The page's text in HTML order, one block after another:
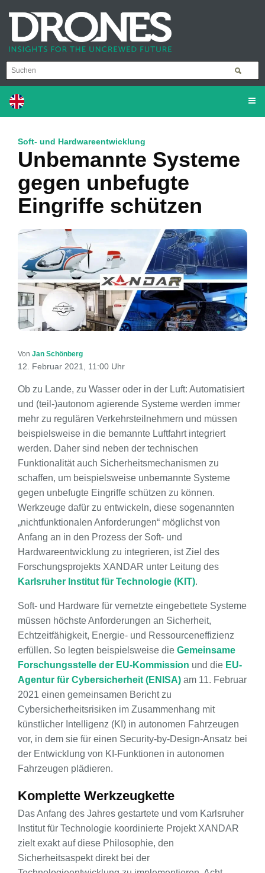
Soft- und Hardwareentwicklung
Unbemannte Systeme
gegen unbefugte
Eingriffe schützen
Von Jan Schönberg
12. Februar 2021, 11:00 Uhr
Ob zu Lande, zu Wasser oder in der Luft: Automatisiert
und (teil-)autonom agierende Systeme werden immer
mehr zu regulären Verkehrsteilnehmern und müssen
beispielsweise in die bemannte Luftfahrt integriert
werden. Daher sind neben der technischen
Funktionalität auch Sicherheitsmechanismen zu
schaffen, um beispielsweise unbemannte Systeme
gegen unbefugte Eingriffe schützen zu können.
Werkzeuge dafür zu entwickeln, diese sogenannten
„nichtfunktionalen Anforderungen“ möglichst von
Anfang an in den Prozess der Soft- und
Hardwareentwicklung zu integrieren, ist Ziel des
Forschungsprojekts XANDAR unter Leitung des
Karlsruher Institut für Technologie (KIT).
Soft- und Hardware für vernetzte eingebettete Systeme
müssen höchste Anforderungen an Sicherheit,
Echtzeitfähigkeit, Energie- und Ressourceneffizienz
erfüllen. So legten beispielsweise die Gemeinsame
Forschungsstelle der EU-Kommission und die EU-
Agentur für Cybersicherheit (ENISA) am 11. Februar
2021 einen gemeinsamen Bericht zu
Cybersicherheitsrisiken im Zusammenhang mit
künstlicher Intelligenz (KI) in autonomen Fahrzeugen
vor, in dem sie für einen Security-by-Design-Ansatz bei
der Entwicklung von KI-Funktionen in autonomen
Fahrzeugen plädieren.
Komplette Werkzeugkette
Das Anfang des Jahres gestartete und vom Karlsruher
Institut für Technologie koordinierte Projekt XANDAR
zielt exakt auf diese Philosophie, den
Sicherheitsaspekt direkt bei der